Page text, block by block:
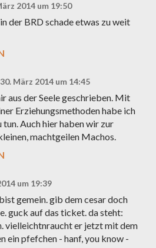
2014 um 19:50
der BRD schade etwas zu weit
30. März 2014 um 14:45
aus der Seele geschrieben. Mit
Erziehungsmethoden habe ich
Auch hier haben wir zur
machtgeilen Machos.
um 19:39
gemein. gib dem cesar doch
guck auf das ticket. da steht:
vielleichtnraucht er jetzt mit dem
ein pfefchen - hanf, you know -